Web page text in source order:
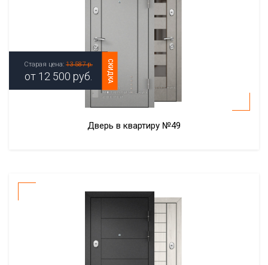
СКИДКА
Старая цена: 13 587 р.
от 12 500 руб.
Дверь в квартиру №49